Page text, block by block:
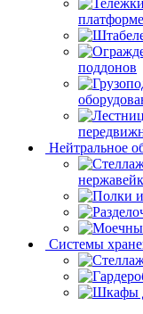
поддонов
Нейтральное
Системы